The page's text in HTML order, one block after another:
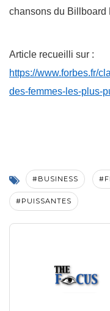
chansons du Billboard
Article recueilli sur :
https://www.forbes.fr/
des-femmes-les-plus-
#BUSINESS
#PUISSANTES